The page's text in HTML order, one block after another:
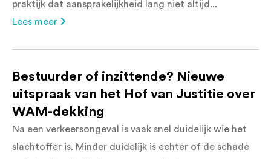
praktijk dat aansprakelijkheid lang niet altijd...
Lees meer
Bestuurder of inzittende? Nieuwe
uitspraak van het Hof van Justitie over
WAM-dekking
Na een verkeersongeval is vaak snel duidelijk wie het
slachtoffer is. Minder duidelijk is echter of de schade